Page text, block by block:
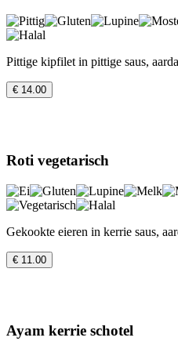
Pittige kipfilet in pittige saus,
€ 14.00
Roti vegetarisch
Gekookte eieren in kerrie saus,
€ 11.00
Ayam kerrie schotel